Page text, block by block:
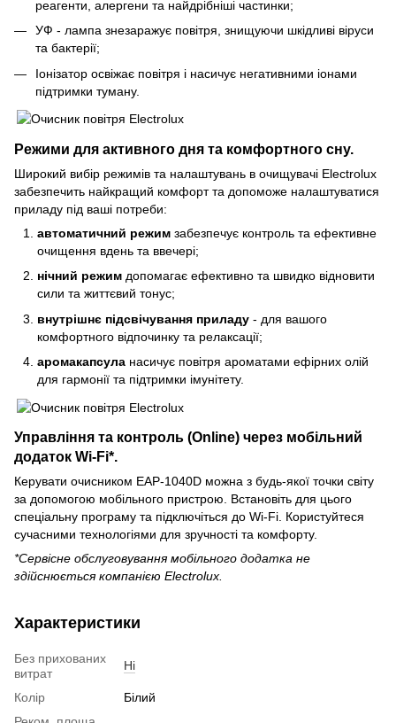
реагенти, алергени та найдрібніші частинки;
УФ - лампа знезаражує повітря, знищуючи шкідливі віруси
та бактерії;
Іонізатор освіжає повітря і насичує негативними іонами
підтримки туману.
Режими для активного дня та комфортного сну.
Широкий вибір режимів та налаштувань в очищувачі Electrolux
забезпечить найкращий комфорт та допоможе налаштуватися
приладу під ваші потреби:
автоматичний режим забезпечує контроль та ефективне
очищення вдень та ввечері;
нічний режим допомагає ефективно та швидко відновити
сили та життєвий тонус;
внутрішнє підсвічування приладу - для вашого
комфортного відпочинку та релаксації;
аромакапсула насичує повітря ароматами ефірних олій
для гармонії та підтримки імунітету.
Управління та контроль (Online) через мобільний
додаток Wi-Fi*.
Керувати очисником EAP-1040D можна з будь-якої точки світу
за допомогою мобільного пристрою. Встановіть для цього
спеціальну програму та підключіться до Wi-Fi. Користуйтеся
сучасними технологіями для зручності та комфорту.
*Сервісне обслуговування мобільного додатка не
здійснюється компанією Electrolux.
Характеристики
Без прихованих
витрат
Ні
Колір
Білий